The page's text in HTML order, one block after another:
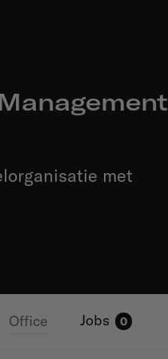
met
Office Jobs 0